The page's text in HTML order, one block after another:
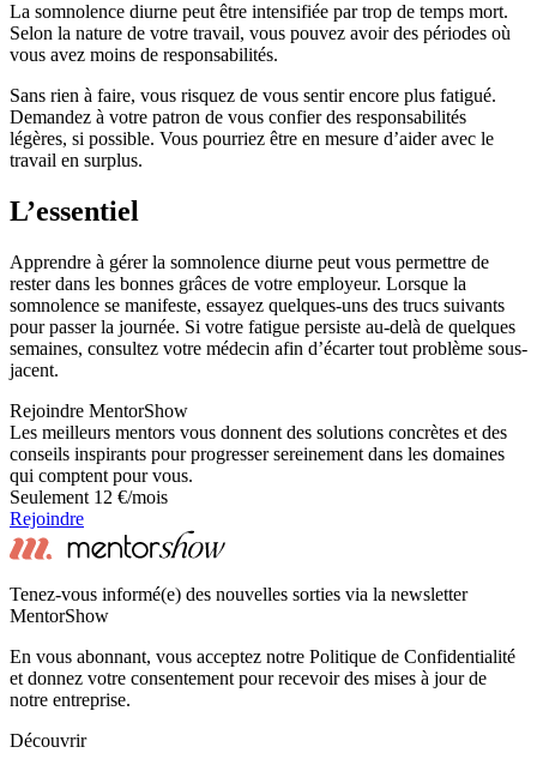
La somnolence diurne peut être intensifiée par trop de temps mort.
Selon la nature de votre travail, vous pouvez avoir des périodes où
vous avez moins de responsabilités.
Sans rien à faire, vous risquez de vous sentir encore plus fatigué.
Demandez à votre patron de vous confier des responsabilités
légères, si possible. Vous pourriez être en mesure d’aider avec le
travail en surplus.
L’essentiel
Apprendre à gérer la somnolence diurne peut vous permettre de
rester dans les bonnes grâces de votre employeur. Lorsque la
somnolence se manifeste, essayez quelques-uns des trucs suivants
pour passer la journée. Si votre fatigue persiste au-delà de quelques
semaines, consultez votre médecin afin d’écarter tout problème sous-
jacent.
Rejoindre MentorShow
Les meilleurs mentors vous donnent des solutions concrètes et des
conseils inspirants pour progresser sereinement dans les domaines
qui comptent pour vous.
Seulement 12 €/mois
Rejoindre
Tenez-vous informé(e) des nouvelles sorties via la newsletter
MentorShow
En vous abonnant, vous acceptez notre Politique de Confidentialité
et donnez votre consentement pour recevoir des mises à jour de
notre entreprise.
Découvrir